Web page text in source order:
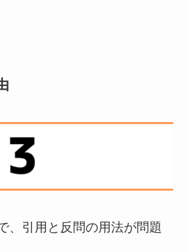
、引用と反問の用法が問題